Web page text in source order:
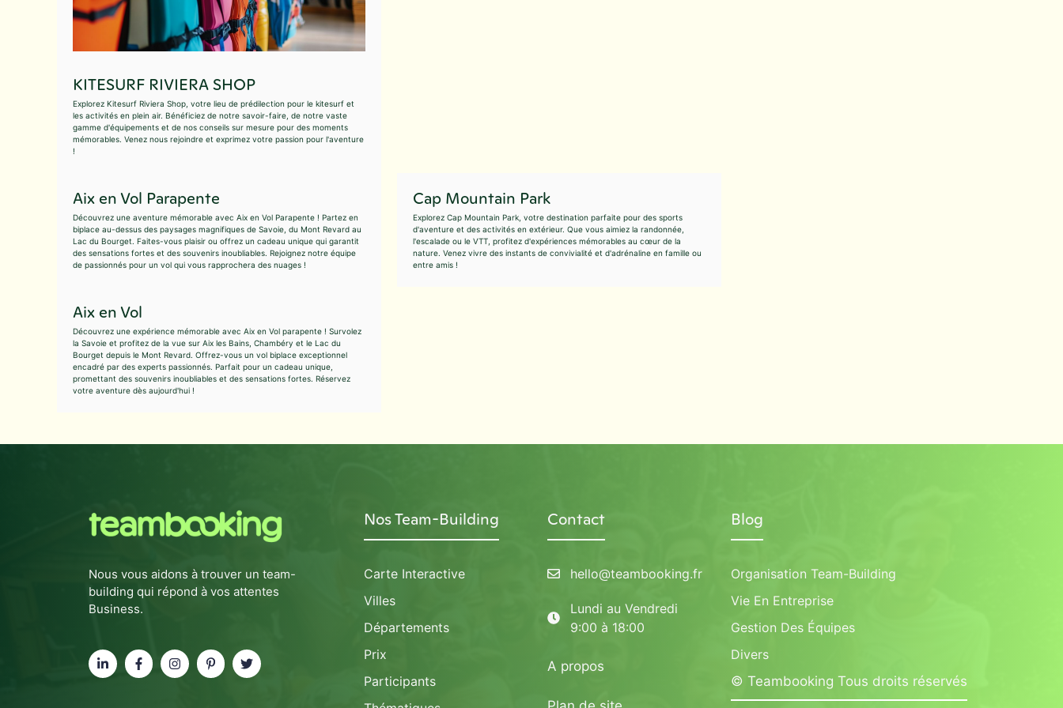
KITESURF RIVIERA SHOP
Explorez Kitesurf Riviera Shop, votre lieu de prédilection pour le kitesurf et
les activités en plein air. Bénéficiez de notre savoir-faire, de notre vaste
gamme d'équipements et de nos conseils sur mesure pour des moments
mémorables. Venez nous rejoindre et exprimez votre passion pour l'aventure
!
Aix en Vol Parapente
Découvrez une aventure mémorable avec Aix en Vol Parapente ! Partez en
biplace au-dessus des paysages magnifiques de Savoie, du Mont Revard au
Lac du Bourget. Faites-vous plaisir ou offrez un cadeau unique qui garantit
des sensations fortes et des souvenirs inoubliables. Rejoignez notre équipe
de passionnés pour un vol qui vous rapprochera des nuages !
Cap Mountain Park
Explorez Cap Mountain Park, votre destination parfaite pour des sports
d'aventure et des activités en extérieur. Que vous aimiez la randonnée,
l'escalade ou le VTT, profitez d'expériences mémorables au cœur de la
nature. Venez vivre des instants de convivialité et d'adrénaline en famille ou
entre amis !
Aix en Vol
Découvrez une expérience mémorable avec Aix en Vol parapente ! Survolez
la Savoie et profitez de la vue sur Aix les Bains, Chambéry et le Lac du
Bourget depuis le Mont Revard. Offrez-vous un vol biplace exceptionnel
encadré par des experts passionnés. Parfait pour un cadeau unique,
promettant des souvenirs inoubliables et des sensations fortes. Réservez
votre aventure dès aujourd'hui !
Nous vous aidons à trouver un team-
building qui répond à vos attentes
Business.
Nos Team-Building
Carte Interactive
Villes
Départements
Prix
Participants
Contact
hello@teambooking.fr
Lundi au Vendredi
9:00 à 18:00
A propos
Blog
Organisation Team-Building
Vie En Entreprise
Gestion Des Équipes
Divers
© Teambooking Tous droits réservés